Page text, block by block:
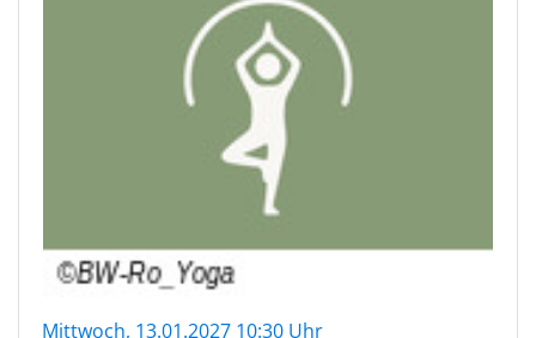
Mittwoch, 13.01.2027 10:30 Uhr